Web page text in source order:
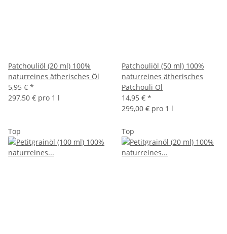
Patchouliöl (20 ml) 100%
naturreines ätherisches Öl
5,95 € *
297,50 € pro 1 l
Patchouliöl (50 ml) 100%
naturreines ätherisches
Patchouli Öl
14,95 € *
299,00 € pro 1 l
Top Top